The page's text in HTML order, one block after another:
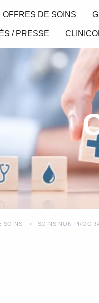
OFFRES DE SOINS
/ PRESSE
SOINS SOINS NON